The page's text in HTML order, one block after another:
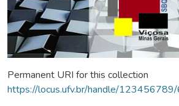
Permanent URI for this collection
https://locus.ufv.br/handle/